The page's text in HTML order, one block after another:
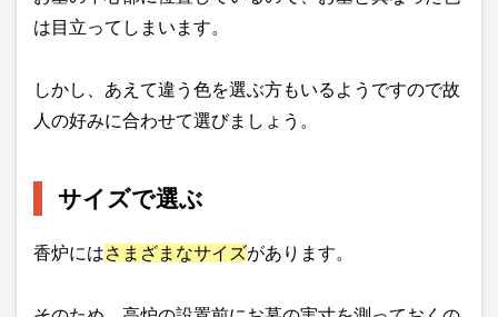
は目立ってしまいます。
しかし、あえて違う色を選ぶ方もいるようですので故
人の好みに合わせて選びましょう。
サイズで選ぶ
香炉にはさまざまなサイズがあります。